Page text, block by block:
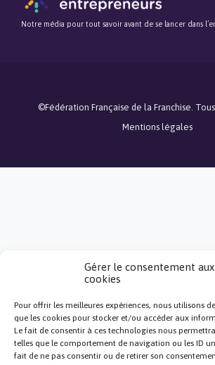
Gérer le consentement aux
cookies
Pour offrir les meilleures expériences, nous utilisons
que les cookies pour stocker et/ou accéder aux
Le fait de consentir à ces technologies nous
telles que le comportement de navigation ou les ID
fait de ne pas consentir ou de retirer son
Notre média pour tout savoir avant de se lancer dans
©Fédération Française de la Franchise.
Mentions légales
Bonjour, je